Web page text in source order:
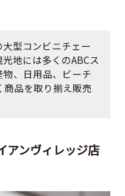
型コンビニチェー
地には多くのABCス
物、日用品、ビーチ
品を取り揃え販売
アンヴィレッジ店